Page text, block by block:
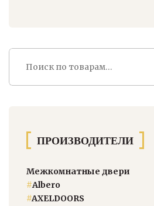
Искать:
ПРОИЗВОДИТЕЛИ
Межкомнатные двери
#Albero
#AXELDOORS